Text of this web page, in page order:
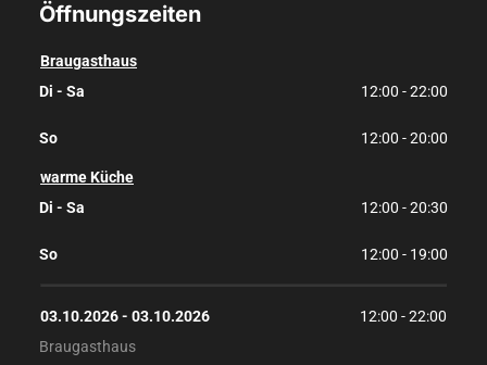
Öffnungszeiten
Braugasthaus
Di - Sa
12:00 - 22:00
So 12:00 - 20:00
warme Küche
Di - Sa
12:00 - 20:30
So 12:00 - 19:00
03.10.2026 - 03.10.2026 12:00 - 22:00
Braugasthaus